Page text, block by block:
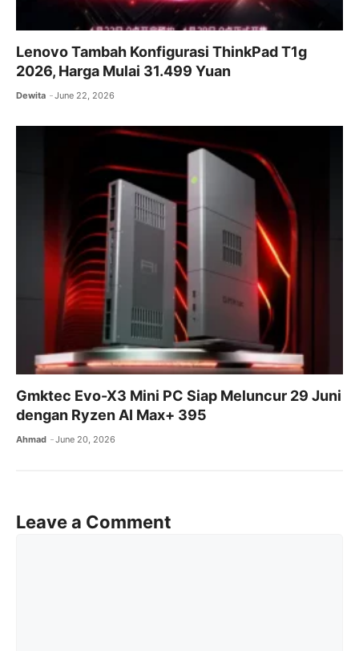
Lenovo Tambah Konfigurasi ThinkPad T1g
2026, Harga Mulai 31.499 Yuan
Dewita June 22, 2026
Gmktec Evo-X3 Mini PC Siap Meluncur 29 Juni
dengan Ryzen AI Max+ 395
Ahmad June 20, 2026
Leave a Comment